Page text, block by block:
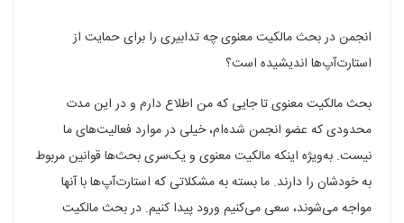
انجمن در بحث مالکیت معنوی چه تدابیری را برای حمایت از
استارت‌آپ‌ها اندیشیده است؟
بحث مالکیت معنوی تا جایی که من اطلاع دارم و در این مدت
محدودی که عضو انجمن شده‌ام، خیلی در موارد فعالیت‌های ما
نیست. به‌ویژه اینکه مالکیت معنوی و یک‌سری بحث‌ها قوانین مربوط
به خودشان را دارند. ما بسته به مشکلاتی که استارت‌آپ‌ها با آنها
مواجه می‌شوند، سعی می‌کنیم ورود پیدا کنیم. در بحث مالکیت